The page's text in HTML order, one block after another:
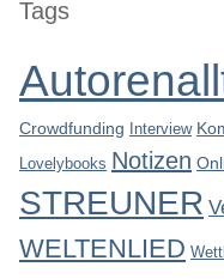
Seitenleiste
Tags
Crowdfunding Interview
Lovelybooks Notizen
STREUNER
WELTENLIED